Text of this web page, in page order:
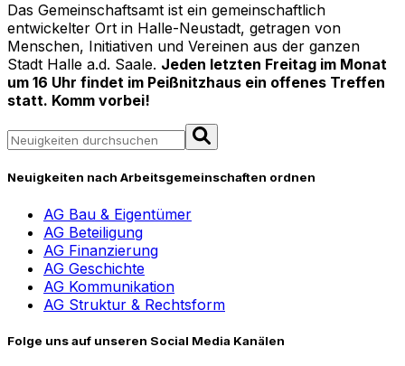
Das Gemeinschaftsamt ist ein gemeinschaftlich
entwickelter Ort in Halle-Neustadt, getragen von
Menschen, Initiativen und Vereinen aus der ganzen
Stadt Halle a.d. Saale. Jeden letzten Freitag im Monat
um 16 Uhr findet im Peißnitzhaus ein offenes Treffen
statt. Komm vorbei!
Search
Neuigkeiten nach Arbeitsgemeinschaften ordnen
AG Bau & Eigentümer
AG Beteiligung
AG Finanzierung
AG Geschichte
AG Kommunikation
AG Struktur & Rechtsform
Folge uns auf unseren Social Media Kanälen